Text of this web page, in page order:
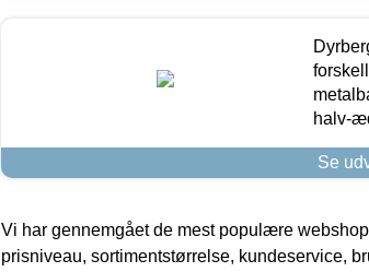
halv-
Se
Vi har gennemgået de mest populære
prisniveau, sortimentstørrelse, kundeservice,